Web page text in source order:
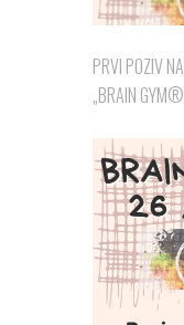
PRVI POZIV
„BRAIN